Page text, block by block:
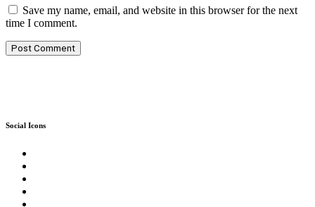
Save my name, email, and website in this browser for the next
time I comment.
Social Icons